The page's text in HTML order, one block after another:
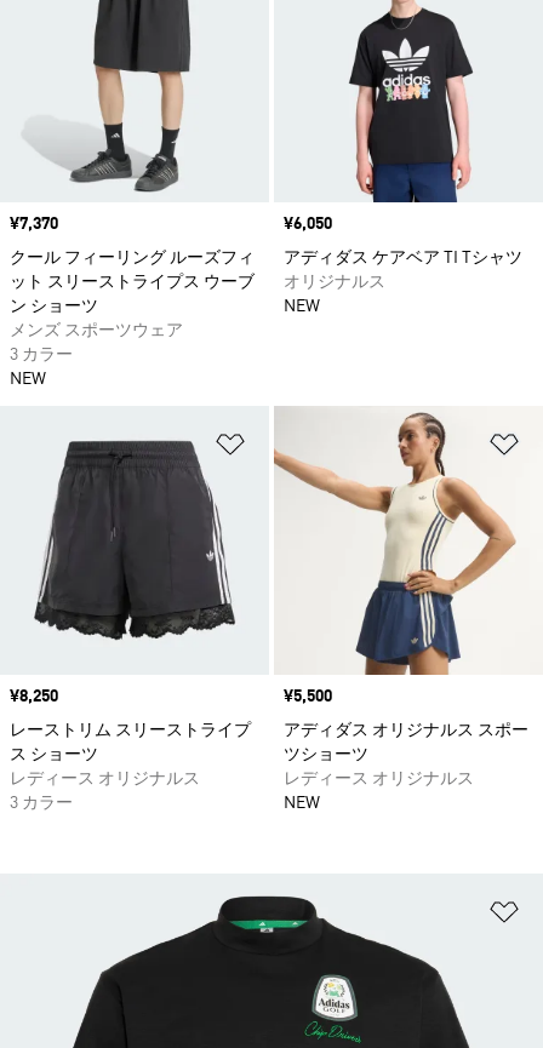
価格
¥7,370
クール フィーリング ルーズフィ
ット スリーストライプス ウーブ
ン ショーツ
メンズ スポーツウェア
3 カラー
NEW
価格
¥6,050
アディダス ケアベア TI Tシャツ
オリジナルス
NEW
ほしいものリストに追加
価格
¥8,250
レーストリム スリーストライプ
ス ショーツ
レディース オリジナルス
3 カラー
価格
¥5,500
アディダス オリジナルス スポー
ツショーツ
レディース オリジナルス
NEW